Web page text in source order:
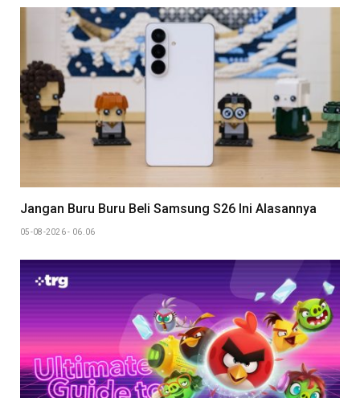
Jangan Buru Buru Beli Samsung S26 Ini Alasannya
05-08-2026 - 06.06